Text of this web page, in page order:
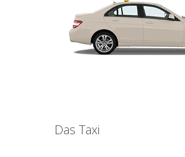
Das Taxi